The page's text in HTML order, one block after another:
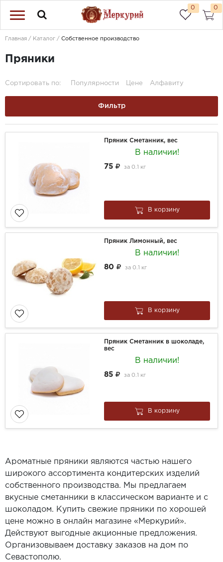
0 0
Главная Каталог Собственное производство
Пряники
Сортировать по: Популярности Цене Алфавиту
Фильтр
Пряник Сметанник, вес
В наличии!
75 за 0.1 кг
В корзину
Пряник Лимонный, вес
В наличии!
80 за 0.1 кг
В корзину
Пряник Сметанник в шоколаде,
вес
В наличии!
85 за 0.1 кг
В корзину
Ароматные пряники являются частью нашего
широкого ассортимента кондитерских изделий
собственного производства. Мы предлагаем
вкусные сметанники в классическом варианте и с
шоколадом. Купить свежие пряники по хорошей
цене можно в онлайн магазине «Меркурий».
Действуют выгодные акционные предложения.
Организовываем доставку заказов на дом по
Севастополю.